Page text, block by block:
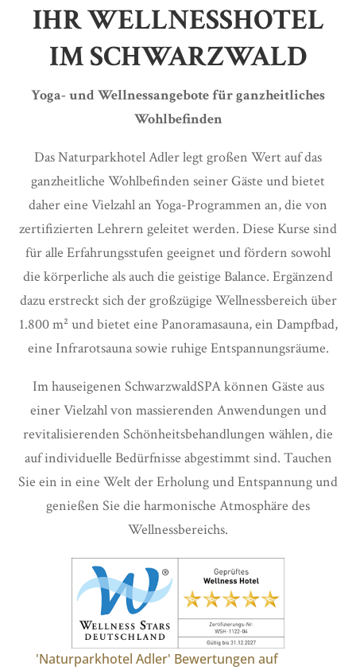
IHR WELLNESSHOTEL
IM SCHWARZWALD
Yoga- und Wellnessangebote für ganzheitliches
Wohlbefinden
Das Naturparkhotel Adler legt großen Wert auf das
ganzheitliche Wohlbefinden seiner Gäste und bietet
daher eine Vielzahl an Yoga-Programmen an, die von
zertifizierten Lehrern geleitet werden. Diese Kurse sind
für alle Erfahrungsstufen geeignet und fördern sowohl
die körperliche als auch die geistige Balance. Ergänzend
dazu erstreckt sich der großzügige Wellnessbereich über
1.800 m² und bietet eine Panoramasauna, ein Dampfbad,
eine Infrarotsauna sowie ruhige Entspannungsräume.
Im hauseigenen SchwarzwaldSPA können Gäste aus
einer Vielzahl von massierenden Anwendungen und
revitalisierenden Schönheitsbehandlungen wählen, die
auf individuelle Bedürfnisse abgestimmt sind. Tauchen
Sie ein in eine Welt der Erholung und Entspannung und
genießen Sie die harmonische Atmosphäre des
Wellnessbereichs.
'Naturparkhotel Adler' Bewertungen auf